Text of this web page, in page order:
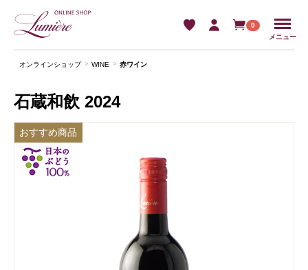
0
メニュー
オンラインショップ WINE ⾚ワイン
石蔵和飲 2024
おすすめ商品